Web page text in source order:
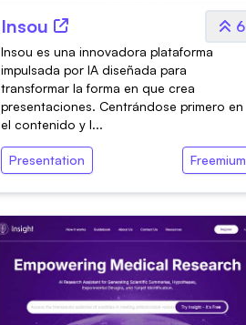
Insou 6
Insou es una innovadora plataforma
impulsada por IA diseñada para
transformar la forma en que crea
presentaciones. Centrándose primero en
el contenido y l...
Presentation Freemium